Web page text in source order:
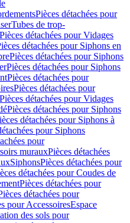
Pièces détachées pour
Tubes de trop-
Pièces détachées pour Vidages
détachées pour Siphons en
Pièces détachées pour Siphons
Pièces détachées pour Siphons
Pièces détachées pour
Pièces détachées pour
Pièces détachées pour Vidages
Pièces détachées pour Siphons
détachées pour Siphons à
pour Siphons
pour
murauxPièces détachées
SiphonsPièces détachées pour
détachées pour Coudes de
Pièces détachées pour
détachées pour
pour AccessoiresEspace
des sols pour